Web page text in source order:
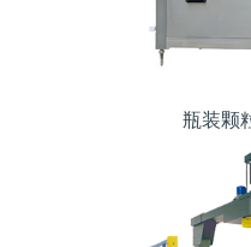
瓶装颗